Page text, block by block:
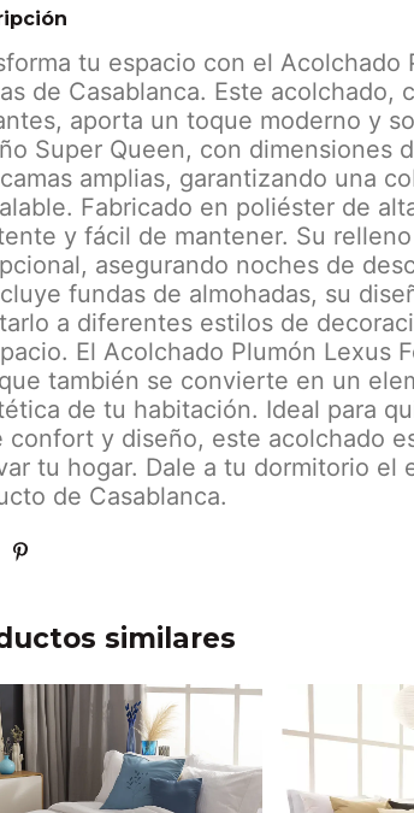
tu espacio con el Acolchado
de Casablanca. Este acolchado,
aporta un toque moderno y
Super Queen, con dimensiones
amplias, garantizando una
Fabricado en poliéster de
y fácil de mantener. Su
asegurando noches de
fundas de almohadas, su
a diferentes estilos de
El Acolchado Plumón Lexus
también se convierte en un
de tu habitación. Ideal para
confort y diseño, este acolchado
tu hogar. Dale a tu dormitorio el
de Casablanca.
similares